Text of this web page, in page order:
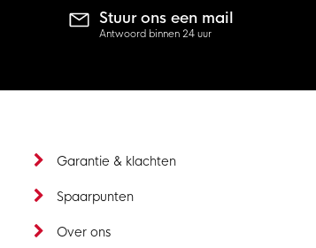
Stuur ons een mail
Antwoord binnen 24 uur
Garantie & klachten
Spaarpunten
Over ons